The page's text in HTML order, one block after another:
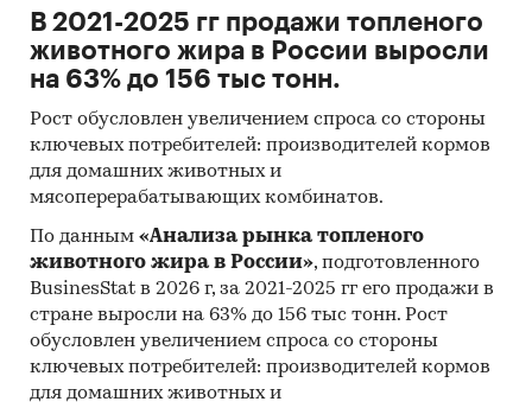
(United Nations Statistics Division:
Commodity Trade Statistics, Industrial
Commodity Statistics, Food and Agriculture
Organization и др.).
Материалы Международного Валютного
Фонда (International Monetary Fund).
Материалы Всемирного банка (World Bank).
Материалы ВТО (World Trade Organization).
Материалы Организации экономического
сотрудничества и развития (Organization for
Economic Cooperation and Development).
Материалы International Trade Centre.
В 2021-2025 гг продажи топленого
животного жира в России выросли
на 63% до 156 тыс тонн.
Рост обусловлен увеличением спроса со стороны
ключевых потребителей: производителей кормов
для домашних животных и
мясоперерабатывающих комбинатов.
По данным «Анализа рынка топленого
животного жира в России», подготовленного
BusinesStat в 2026 г, за 2021-2025 гг его продажи в
стране выросли на 63% до 156 тыс тонн. Рост
обусловлен увеличением спроса со стороны
ключевых потребителей: производителей кормов
для домашних животных и